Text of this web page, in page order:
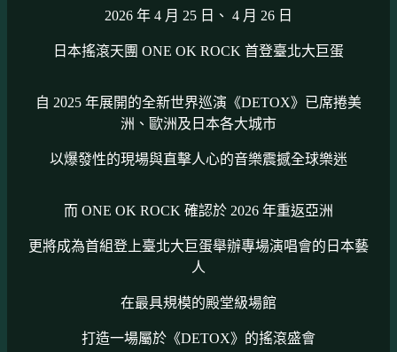
2026 年 4 月 25 日、 4 月 26 日
日本搖滾天團 ONE OK ROCK 首登臺北大巨蛋
自 2025 年展開的全新世界巡演《DETOX》已席捲美
洲、歐洲及日本各大城市
以爆發性的現場與直擊人心的音樂震撼全球樂迷
而 ONE OK ROCK 確認於 2026 年重返亞洲
更將成為首組登上臺北大巨蛋舉辦專場演唱會的日本藝
人
在最具規模的殿堂級場館
打造一場屬於《DETOX》的搖滾盛會